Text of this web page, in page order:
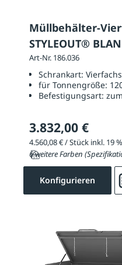
Müllbehälter-
STYLEOUT®
Art-Nr. 186.036
Schrankart:
für Tonnengröße:
Befestigungsart:
3.832,00 €
6 weitere Farben
Konfigurieren